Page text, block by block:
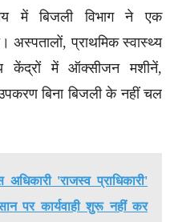
में बिजली विभाग ने एक
अस्पतालों, प्राथमिक स्वास्थ्य
केंद्रों में ऑक्सीजन मशीनें,
बिना बिजली के नहीं चल
अधिकारी 'राजस्व प्राधिकारी'
पर कार्यवाही शुरू नहीं कर